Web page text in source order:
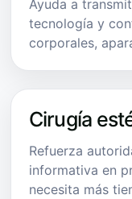
Ayuda a
tecnología y
corporales,
Cirugía
Refuerza
informativa en
necesita más